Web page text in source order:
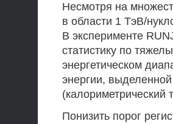
Несмотря на
в области 1 ТэВ/
В эксперименте
статистику по
энергетическом
энергии,
(калориметрический
Понизить порог